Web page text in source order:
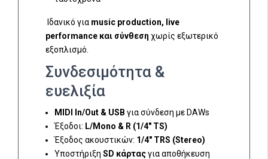
Ιδανικό για music production, live
performance και σύνθεση χωρίς εξωτερικό
εξοπλισμό.
Συνδεσιμότητα &
ευελιξία
MIDI In/Out & USB για σύνδεση με DAWs
Έξοδοι: L/Mono & R (1/4" TS)
Έξοδος ακουστικών: 1/4" TRS (Stereo)
Υποστήριξη SD κάρταςγια αποθήκευση